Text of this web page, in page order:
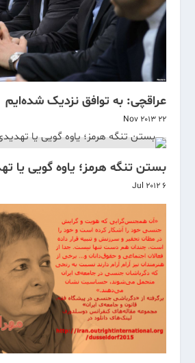
عراقچی: به توافق نزدیک شده‌ایم
22 Nov 2013
بستن تنگه هرمز؛ یاوه گویی یا
6 Jul 2012